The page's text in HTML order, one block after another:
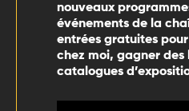
nouveaux
événements de la
entrées gratuites
chez moi, gagner des
catalogues